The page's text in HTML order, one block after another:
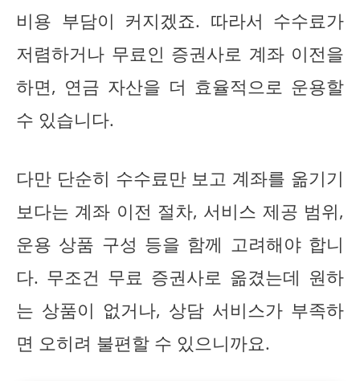
비용 부담이 커지겠죠. 따라서 수수료가
저렴하거나 무료인 증권사로 계좌 이전을
하면, 연금 자산을 더 효율적으로 운용할
수 있습니다.
다만 단순히 수수료만 보고 계좌를 옮기기
보다는 계좌 이전 절차, 서비스 제공 범위,
운용 상품 구성 등을 함께 고려해야 합니
다. 무조건 무료 증권사로 옮겼는데 원하
는 상품이 없거나, 상담 서비스가 부족하
면 오히려 불편할 수 있으니까요.